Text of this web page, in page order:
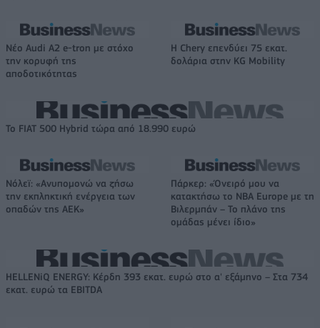
Νέο Audi A2 e-tron με στόχο
την κορυφή της
αποδοτικότητας
Η Chery επενδύει 75 εκατ.
δολάρια στην KG Mobility
Το FIAT 500 Hybrid τώρα από 18.990 ευρώ
Νόλεϊ: «Ανυπομονώ να ζήσω
την εκπληκτική ενέργεια των
οπαδών της ΑΕΚ»
Πάρκερ: «Όνειρό μου να
κατακτήσω το ΝΒΑ Europe με τη
Βιλερμπάν – Το πλάνο της
ομάδας μένει ίδιο»
HELLENiQ ENERGY: Κέρδη 393 εκατ. ευρώ στο α' εξάμηνο – Στα 734
εκατ. ευρώ τα EBITDA